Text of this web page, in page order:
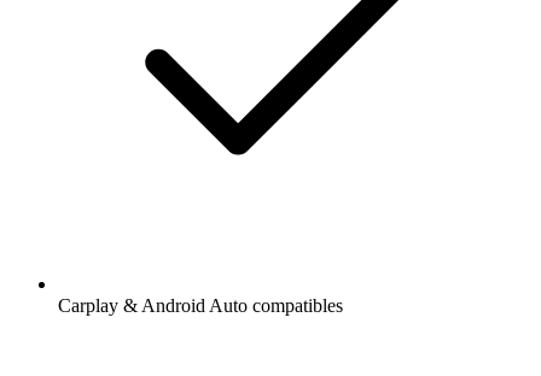
Carplay & Android Auto compatibles